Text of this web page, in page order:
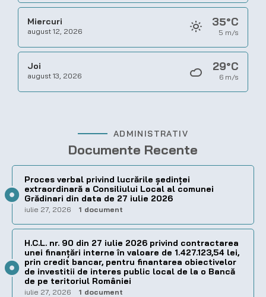
Miercuri
august 12, 2026
35°C
5 m/s
Joi
august 13, 2026
29°C
6 m/s
ADMINISTRATIV
Documente Recente
Proces verbal privind lucrările ședinței
extraordinară a Consiliului Local al comunei
Grădinari din data de 27 iulie 2026
iulie 27, 2026 1 document
H.C.L. nr. 90 din 27 iulie 2026 privind contractarea
unei finanțări interne în valoare de 1.427.123,54 lei,
prin credit bancar, pentru finantarea obiectivelor
de investitii de interes public local de la o Bancă
de pe teritoriul României
iulie 27, 2026 1 document